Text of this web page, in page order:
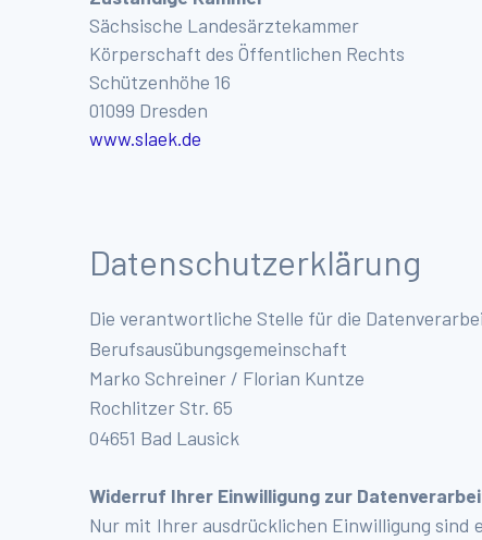
Sächsische Landesärztekammer
Körperschaft des Öffentlichen Rechts
Schützenhöhe 16
01099 Dresden
www.slaek.de
Datenschutzerklärung
Die verantwortliche Stelle für die
Berufsausübungsgemeinschaft
Marko Schreiner / Florian Kuntze
Rochlitzer Str. 65
04651 Bad Lausick
Widerruf Ihrer Einwilligung zur
Nur mit Ihrer ausdrücklichen Einwilligung